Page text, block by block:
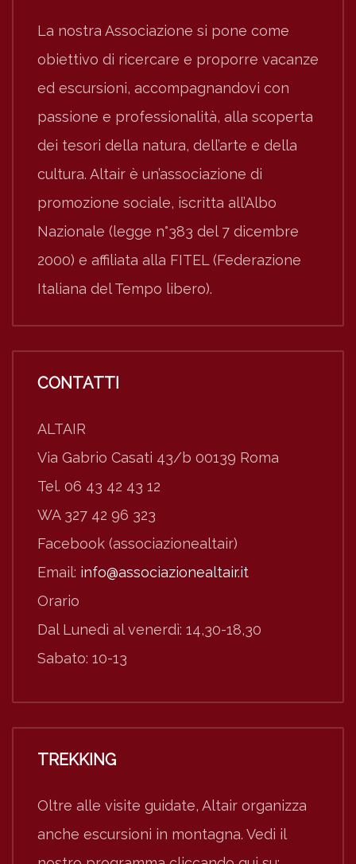
La nostra Associazione si pone come
obiettivo di ricercare e proporre vacanze
ed escursioni, accompagnandovi con
passione e professionalità, alla scoperta
dei tesori della natura, dell’arte e della
cultura. Altair è un’associazione di
promozione sociale, iscritta all’Albo
Nazionale (legge n°383 del 7 dicembre
2000) e affiliata alla FITEL (Federazione
Italiana del Tempo libero).
CONTATTI
ALTAIR
Via Gabrio Casati 43/b 00139 Roma
Tel. 06 43 42 43 12
WA 327 42 96 323
Facebook (associazionealtair)
Email: info@associazionealtair.it
Orario
Dal Lunedì al venerdì: 14,30-18,30
Sabato: 10-13
TREKKING
Oltre alle visite guidate, Altair organizza
anche escursioni in montagna. Vedi il